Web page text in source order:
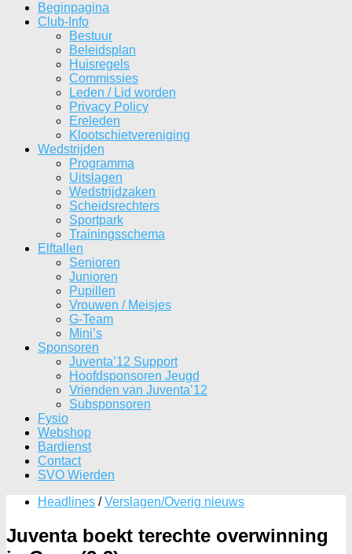
Beginpagina
Club-Info
Bestuur
Beleidsplan
Huisregels
Commissies
Leden / Lid worden
Privacy Policy
Ereleden
Klootschietvereniging
Wedstrijden
Programma
Uitslagen
Wedstrijdzaken
Scheidsrechters
Sportpark
Trainingsschema
Elftallen
Senioren
Junioren
Pupillen
Vrouwen / Meisjes
G-Team
Mini’s
Sponsoren
Juventa’12 Support
Hoofdsponsoren Jeugd
Vrienden van Juventa’12
Subsponsoren
Fysio
Webshop
Bardienst
Contact
SVO Wierden
Headlines / Verslagen/Overig nieuws
Juventa boekt terechte overwinning